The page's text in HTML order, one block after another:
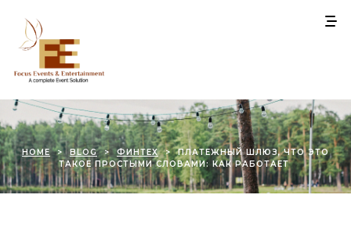
HOME > BLOG > ФИНТЕХ > ПЛАТЕЖНЫЙ ШЛЮЗ, ЧТО ЭТО
ТАКОЕ ПРОСТЫМИ СЛОВАМИ: КАК РАБОТАЕТ